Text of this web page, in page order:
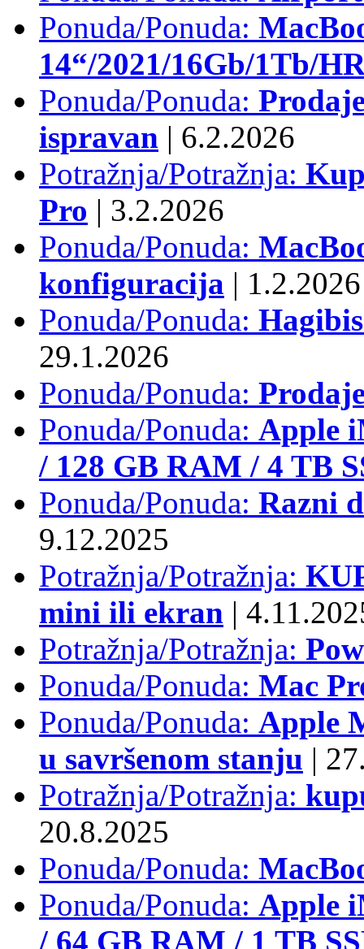
Ponuda/Ponuda:
14“/2021/16Gb/1Tb/
Ponuda/Ponuda:
ispravan | 6.2.2026
Potražnja/Potražnja:
Pro | 3.2.2026
Ponuda/Ponuda:
konfiguracija | 1.2.2026
Ponuda/Ponuda:
29.1.2026
Ponuda/Ponuda:
Ponuda/Ponuda: Apple
/ 128 GB RAM / 4 TB
Ponuda/Ponuda: Razni
9.12.2025
Potražnja/Potražnja:
mini ili ekran |
Potražnja/Potražnja:
Ponuda/Ponuda: Mac
Ponuda/Ponuda: Apple
u savršenom stanju |
Potražnja/Potražnja:
20.8.2025
Ponuda/Ponuda:
Ponuda/Ponuda: Apple
/ 64 GB RAM / 1 TB